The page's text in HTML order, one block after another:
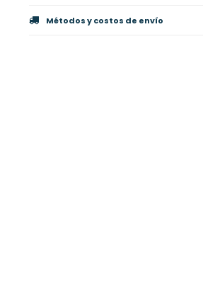
Métodos y costos de envío